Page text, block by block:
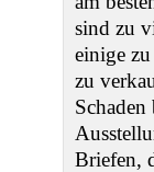
sind zu
einige
zu
Briefen,